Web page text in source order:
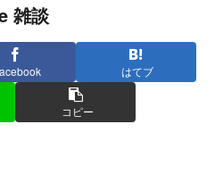
雑談
はてブ
コピー